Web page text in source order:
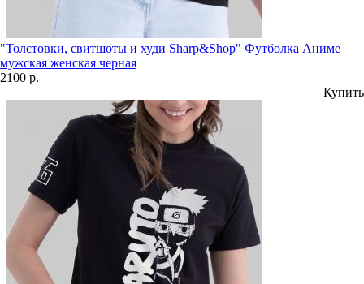
"Толстовки, свитшоты и худи Sharp&Shop" Футболка Аниме
мужская женская черная
2100 р.
Купить